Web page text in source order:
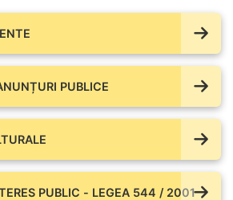
PUBLICE
PUBLIC - LEGEA 544 / 2001